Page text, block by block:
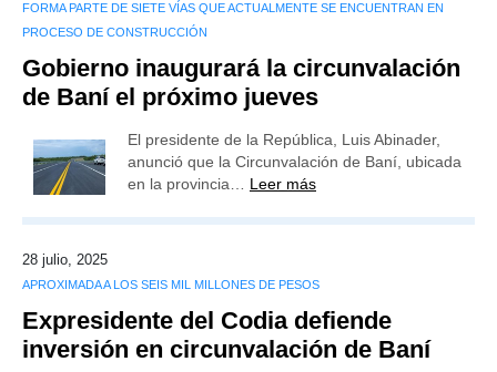
FORMA PARTE DE SIETE VÍAS QUE ACTUALMENTE SE ENCUENTRAN EN
PROCESO DE CONSTRUCCIÓN
Gobierno inaugurará la circunvalación
de Baní el próximo jueves
El presidente de la República, Luis Abinader,
anunció que la Circunvalación de Baní, ubicada
en la provincia… Leer más
28 julio, 2025
APROXIMADA A LOS SEIS MIL MILLONES DE PESOS
Expresidente del Codia defiende
inversión en circunvalación de Baní